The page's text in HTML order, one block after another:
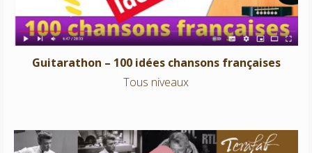
Guitarathon – 100 idées chansons françaises
Tous niveaux